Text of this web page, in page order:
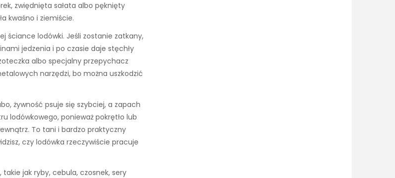
zwiędnięta sałata albo pęknięty
kwaśno i ziemiście.
ściance lodówki. Jeśli zostanie zatkany,
jedzenia i po czasie daje stęchły
albo specjalny przepychacz
narzędzi, bo można uszkodzić
żywność psuje się szybciej, a zapach
lodówkowego, ponieważ pokrętło lub
To tani i bardzo praktyczny
czy lodówka rzeczywiście pracuje
jak ryby, cebula, czosnek, sery